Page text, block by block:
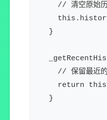
// 清空原始历
  }
// 保留最近
return
  }